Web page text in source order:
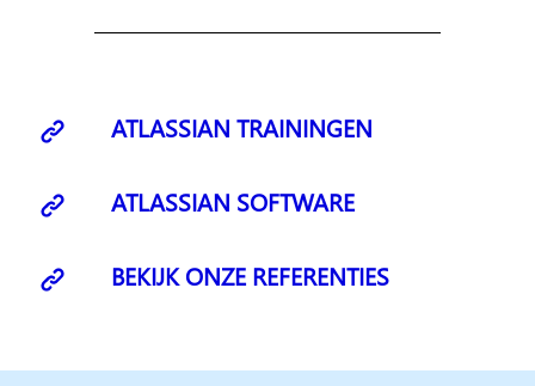
ATLASSIAN TRAININGEN
ATLASSIAN SOFTWARE
BEKIJK ONZE REFERENTIES